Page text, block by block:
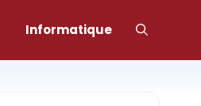
Informatique